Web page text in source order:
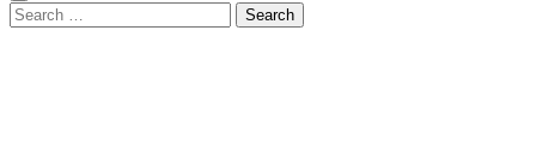
Search
for: